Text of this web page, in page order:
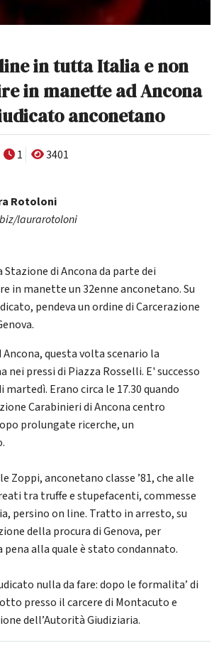
in tutta Italia e non
in manette ad Ancona
anconetano
1
3401
Rotoloni
laurarotoloni
di Ancona da parte dei
in manette un 32enne anconetano. Su
pendeva un ordine di Carcerazione
questa volta scenario la
pressi di Piazza Rosselli. E' successo
Erano circa le 17.30 quando
Carabinieri di Ancona centro
prolungate ricerche, un
Zoppi, anconetano classe ’81, che alle
tra truffe e stupefacenti, commesse
persino on line. Tratto in arresto, su
della procura di Genova, per
pena alla quale è stato condannato.
nulla da fare: dopo le formalita’ di
presso il carcere di Montacuto e
dell’Autorità Giudiziaria.